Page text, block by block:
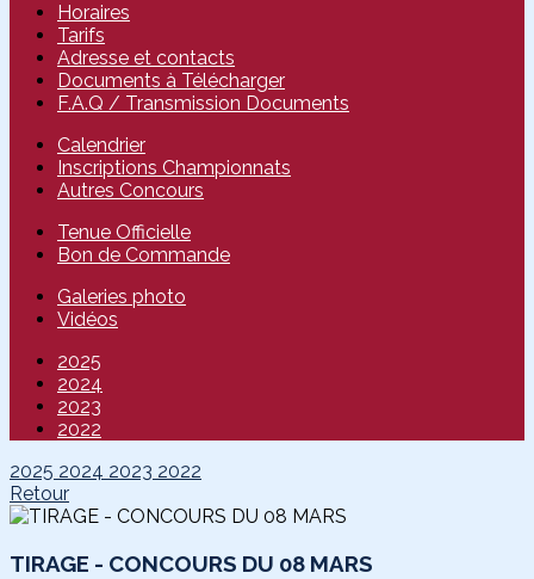
Horaires
Tarifs
Adresse et contacts
Documents à Télécharger
F.A.Q / Transmission Documents
Calendrier
Inscriptions Championnats
Autres Concours
Tenue Officielle
Bon de Commande
Galeries photo
Vidéos
2025
2024
2023
2022
2025 2024 2023 2022
Retour
TIRAGE - CONCOURS DU 08 MARS